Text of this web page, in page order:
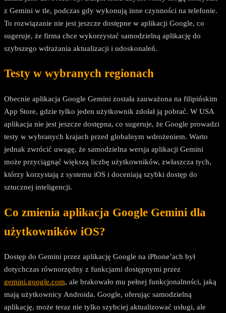
z Gemini w tle, podczas gdy wykonują inne czynności na telefonie.
To rozwiązanie nie jest jeszcze dostępne w aplikacji Google, co
sugeruje, że firma chce wykorzystać samodzielną aplikację do
szybszego wdrażania aktualizacji i udoskonaleń.
Testy w wybranych regionach
Obecnie aplikacja Google Gemini została zauważona na filipińskim
App Store, gdzie tylko jeden użytkownik zdołał ją pobrać. W USA
aplikacja nie jest jeszcze dostępna, co sugeruje, że Google prowadzi
testy w wybranych krajach przed globalnym wdrożeniem. Warto
jednak zwrócić uwagę, że samodzielna wersja aplikacji Gemini
może przyciągnąć większą liczbę użytkowników, zwłaszcza tych,
którzy korzystają z systemu iOS i doceniają szybki dostęp do
sztucznej inteligencji.
Co zmienia aplikacja Google Gemini dla
użytkowników iOS?
Dostęp do Gemini przez aplikację Google na iPhone’ach był
dotychczas równorzędny z funkcjami dostępnymi przez
gemini.google.com, ale brakowało mu pełnej funkcjonalności, jaką
mają użytkownicy Androida. Google, oferując samodzielną
aplikację, może teraz nie tylko szybciej aktualizować usługi, ale